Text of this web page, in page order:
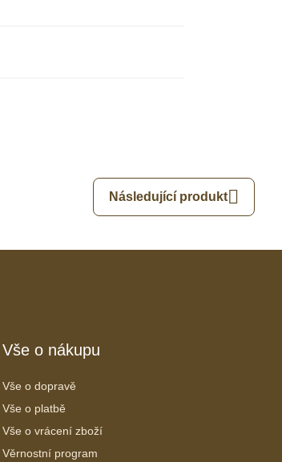
Následující produkt
Vše o nákupu
Vše o dopravě
Vše o platbě
Vše o vrácení zboží
Věrnostní program